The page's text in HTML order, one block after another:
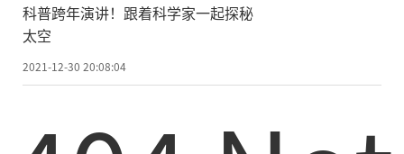
科普跨年演讲！跟着科学家一起探秘
太空
2021-12-30 20:08:04